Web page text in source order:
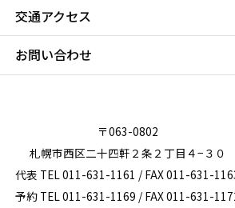
交通アクセス
お問い合わせ
〒063-0802
札幌市西区二十四軒２条２丁目４−３０
代表 TEL 011-631-1161 / FAX 011-631-
予約 TEL 011-631-1169 / FAX 011-631-